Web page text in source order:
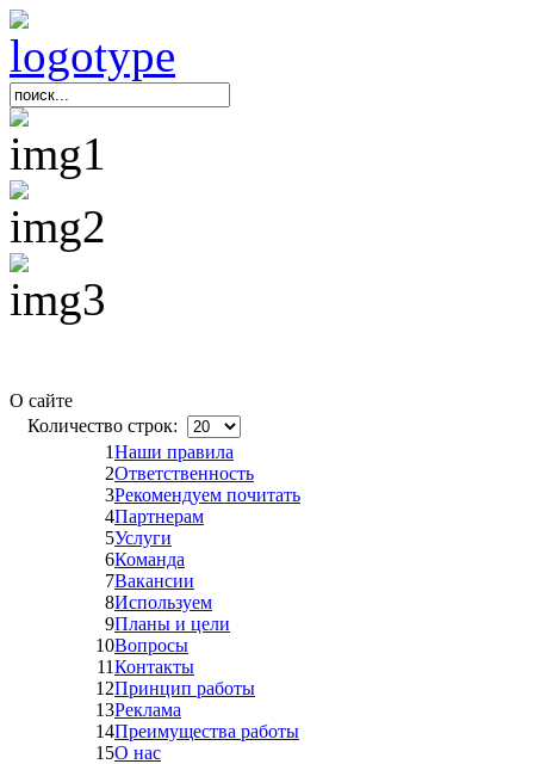
О сайте
Количество строк:
1Наши правила
2Ответственность
3Рекомендуем почитать
4Партнерам
5Услуги
6Команда
7Вакансии
8Используем
9Планы и цели
10Вопросы
11Контакты
12Принцип работы
13Реклама
14Преимущества работы
15О нас